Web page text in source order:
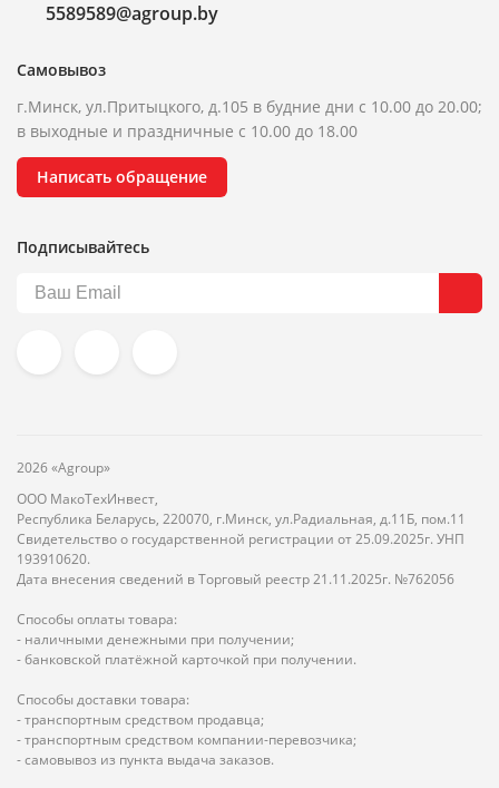
5589589@agroup.by
Самовывоз
г.Минск, ул.Притыцкого, д.105 в будние дни с 10.00 до 20.00;
в выходные и праздничные с 10.00 до 18.00
Написать обращение
Подписывайтесь
2026 «Agroup»
ООО МакоТехИнвест,
Республика Беларусь, 220070, г.Минск, ул.Радиальная, д.11Б, пом.11
Свидетельство о государственной регистрации от 25.09.2025г. УНП
193910620.
Дата внесения сведений в Торговый реестр 21.11.2025г. №762056
Способы оплаты товара:
- наличными денежными при получении;
- банковской платёжной карточкой при получении.
Способы доставки товара:
- транспортным средством продавца;
- транспортным средством компании-перевозчика;
- самовывоз из пункта выдача заказов.